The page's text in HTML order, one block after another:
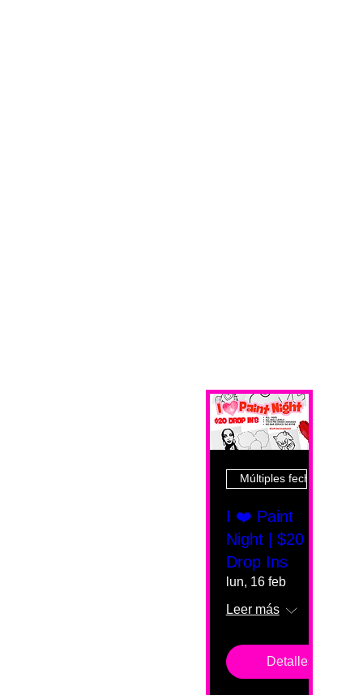
Múltiples fechas
I ❤️ Paint
Night | $20
Drop Ins
lun, 16 feb
Leer más
Detalles